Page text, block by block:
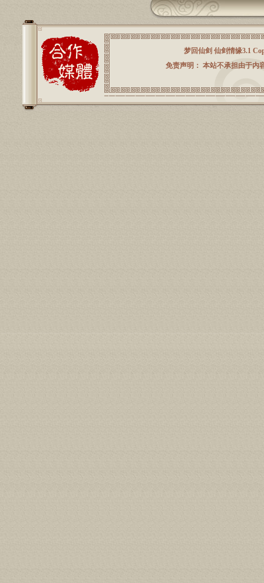
梦回仙剑 仙剑情缘3.1
免责声明： 本站不承担由于内